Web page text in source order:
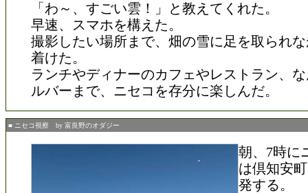
「わ～、すごい雲！」と教えてくれた。
早速、スマホを構えた。
撮影したい場所まで、畑の雪に足を取られ
着けた。
ランチやディナーのカフェやレストラン、
ルバーまで、ニセコを存分に楽しんだ。
■ ニセコ視察 by 富良野のオダジー
朝、7時に
は倶知安
発する。